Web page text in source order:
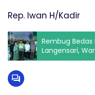
Rep. Iwan H/Kadir
Rembug
Langensari,
Prioritas